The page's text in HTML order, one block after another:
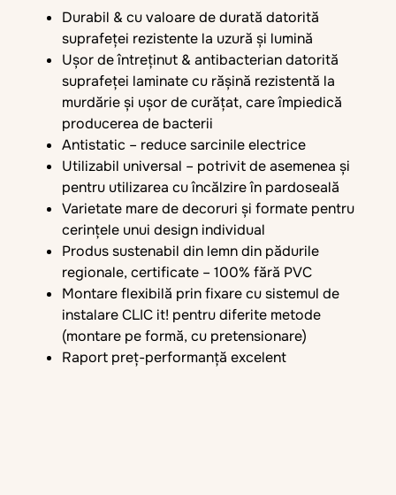
Durabil & cu valoare de durată datorită
suprafeței rezistente la uzură și lumină
Ușor de întreținut & antibacterian datorită
suprafeței laminate cu rășină rezistentă la
murdărie și ușor de curățat, care împiedică
producerea de bacterii
Antistatic – reduce sarcinile electrice
Utilizabil universal – potrivit de asemenea și
pentru utilizarea cu încălzire în pardoseală
Varietate mare de decoruri și formate pentru
cerințele unui design individual
Produs sustenabil din lemn din pădurile
regionale, certificate – 100% fără PVC
Montare flexibilă prin fixare cu sistemul de
instalare CLIC it! pentru diferite metode
(montare pe formă, cu pretensionare)
Raport preț-performanță excelent